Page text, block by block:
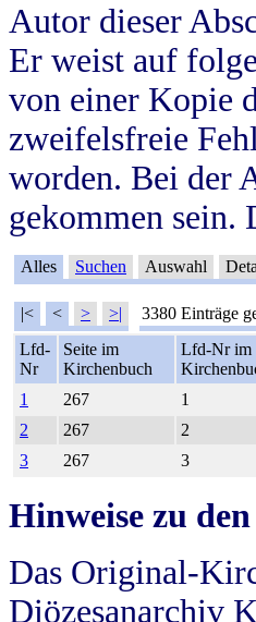
Autor dieser
Er weist auf
von einer Kopie
zweifelsfreie
worden. Bei der
gekommen sein.
Alles Suchen Auswahl
|< < > >| 3380 Einträge
Lfd-
Nr
Seite im
Kirchenbuch
Lfd-Nr im
1
267 1
2
267 2
3
267 3
Hinweise zu
Das Original-
Diözesanarchiv